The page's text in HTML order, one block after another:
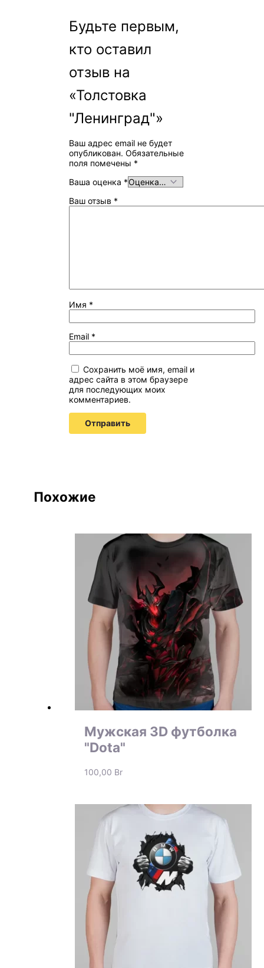
Будьте первым,
кто оставил
отзыв на
«Толстовка
"Ленинград"»
Ваш адрес email не будет
опубликован. Обязательные
поля помечены *
Ваша оценка *
Ваш отзыв *
Имя *
Email *
Сохранить моё имя, email и
адрес сайта в этом браузере
для последующих моих
комментариев.
Похожие
Мужская 3D футболка
"Dota"
100,00 Br